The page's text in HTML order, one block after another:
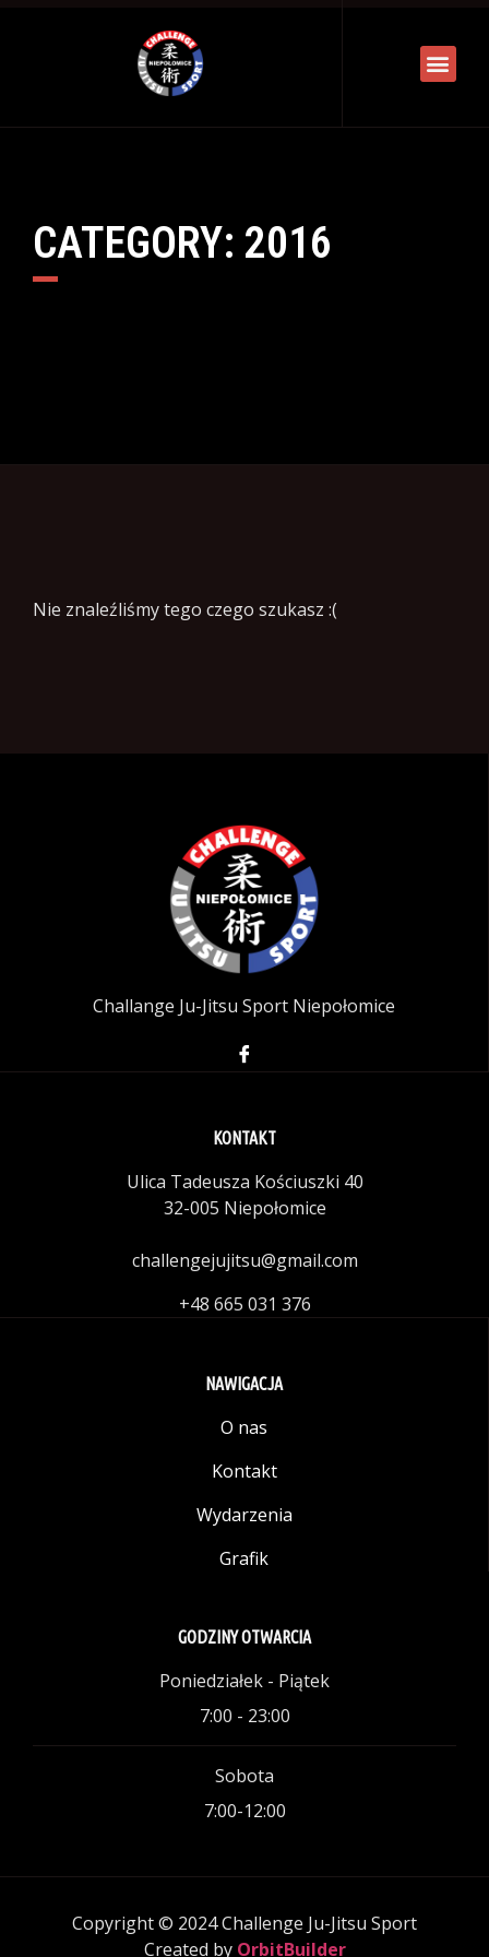
CATEGORY: 2016
Nie znaleźliśmy tego czego szukasz :(
Challange Ju-Jitsu Sport Niepołomice
KONTAKT
Ulica Tadeusza Kościuszki 40
32-005 Niepołomice
challengejujitsu@gmail.com
+48 665 031 376
NAWIGACJA
O nas
Kontakt
Wydarzenia
Grafik
GODZINY OTWARCIA
Poniedziałek - Piątek
7:00 - 23:00
Sobota
7:00-12:00
Copyright © 2024 Challenge Ju-Jitsu Sport
Created by OrbitBuilder